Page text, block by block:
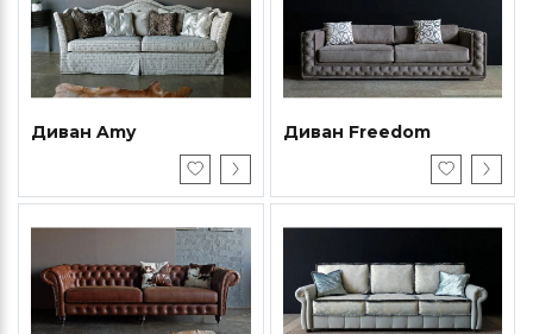
Диван Amy Диван Freedom